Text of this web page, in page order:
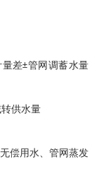
量差±管网调蓄水量
供水量
偿用水、管网蒸发